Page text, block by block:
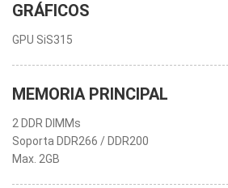
GRÁFICOS
GPU SiS315
MEMORIA PRINCIPAL
2 DDR DIMMs
Soporta DDR266 / DDR200
Max. 2GB